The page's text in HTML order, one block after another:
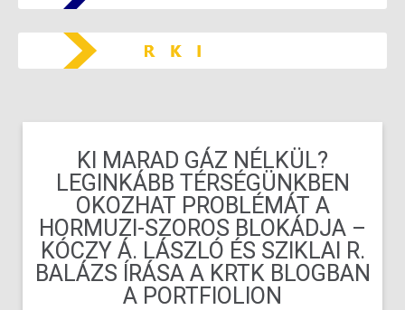
KI MARAD GÁZ NÉLKÜL?
LEGINKÁBB TÉRSÉGÜNKBEN
OKOZHAT PROBLÉMÁT A
HORMUZI-SZOROS BLOKÁDJA –
KÓCZY Á. LÁSZLÓ ÉS SZIKLAI R.
BALÁZS ÍRÁSA A KRTK BLOGBAN
A PORTFIOLION